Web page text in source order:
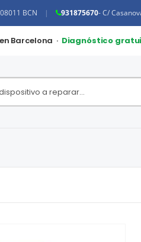
BCN | 931875670- C/
Barcelona · Diagnóstico